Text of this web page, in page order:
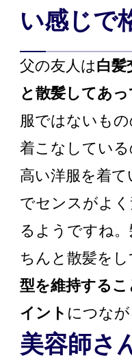
い感じで
父の友人は白髪
と散髪してあ
服ではないも
着こなしている
高い洋服を着
でセンスがよ
るようですね
ちんと散髪をし
型を維持する
イント につなが
美容師さ